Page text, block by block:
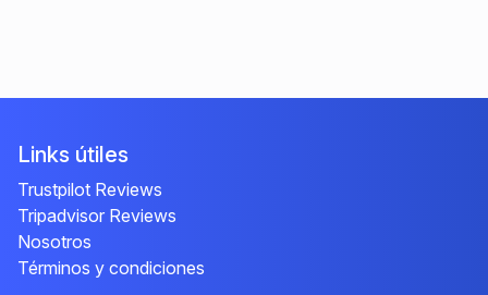
Links útiles
Trustpilot Reviews
Tripadvisor Reviews
Nosotros
Términos y condiciones